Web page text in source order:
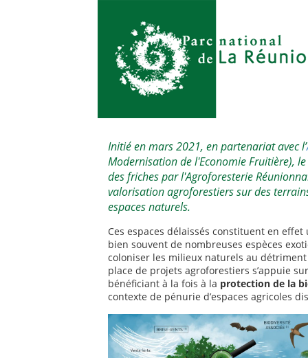
Initié en mars 2021, en partenariat avec l’
Modernisation de l'Economie Fruitière),
des friches par l'Agroforesterie
valorisation agroforestiers sur des
espaces naturels.
Ces espaces délaissés constituent en
bien souvent de nombreuses espèces
coloniser les milieux naturels au
place de projets agroforestiers s’appuie
bénéficiant à la fois à la protection de la
contexte de pénurie d’espaces agricoles